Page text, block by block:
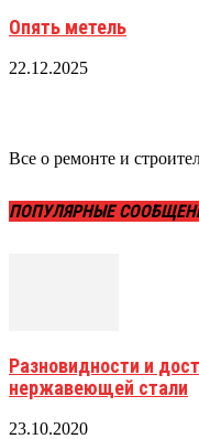
Опять метель
22.12.2025
Все о ремонте и
ПОПУЛЯРНЫЕ
Разновидности и
нержавеющей стали
23.10.2020